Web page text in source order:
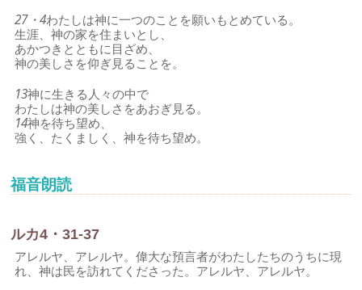
27・4わたしは神に一つのことを願いもとめている。
生涯、神の家を住まいとし、
あかつきとともに目ざめ、
神の美しさを仰ぎ見ることを。
13神に生きる人々の中で
わたしは神の美しさをあおぎ見る。
14神を待ち望め、
強く、たくましく、神を待ち望め。
福音朗読
ルカ4・31-37
アレルヤ、アレルヤ。偉大な預言者がわたしたちのうちに現
れ、神は民を訪れてくださった。アレルヤ、アレルヤ。